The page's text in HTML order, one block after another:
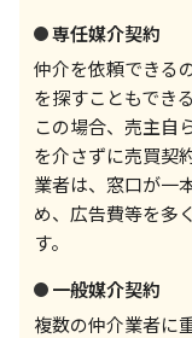
専任媒介契約
仲介を依頼できる
を探すこともでき
この場合、売主自
を介さずに売買契
業者は、窓口が一
め、広告費等を多
す。
一般媒介契約
複数の仲介業者に